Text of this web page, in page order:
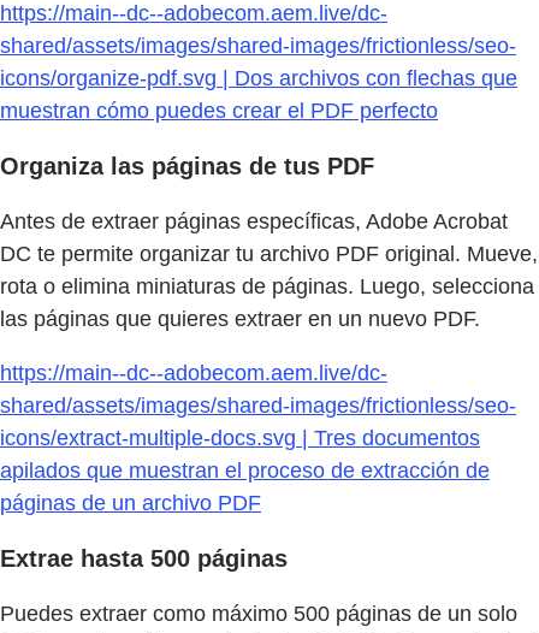
https://main--dc--adobecom.aem.live/dc-
shared/assets/images/shared-images/frictionless/seo-
icons/organize-pdf.svg | Dos archivos con flechas que
muestran cómo puedes crear el PDF perfecto
Organiza las páginas de tus PDF
Antes de extraer páginas específicas, Adobe Acrobat
DC te permite organizar tu archivo PDF original. Mueve,
rota o elimina miniaturas de páginas. Luego, selecciona
las páginas que quieres extraer en un nuevo PDF.
https://main--dc--adobecom.aem.live/dc-
shared/assets/images/shared-images/frictionless/seo-
icons/extract-multiple-docs.svg | Tres documentos
apilados que muestran el proceso de extracción de
páginas de un archivo PDF
Extrae hasta 500 páginas
Puedes extraer como máximo 500 páginas de un solo